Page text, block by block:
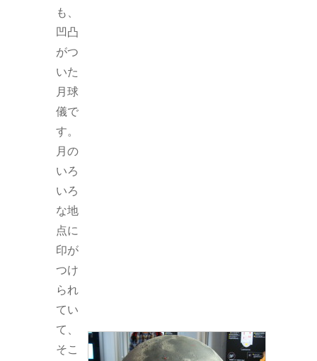
も、
凹凸
がつ
いた
月球
儀で
す。
月の
いろ
いろ
な地
点に
印が
つけ
られ
てい
て、
そこ